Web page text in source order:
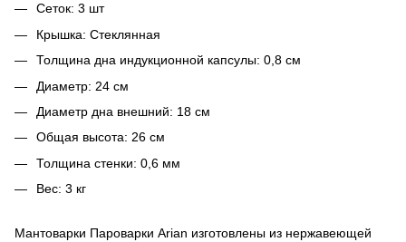
Сеток: 3 шт
Крышка: Стеклянная
Толщина дна индукционной капсулы: 0,8 см
Диаметр: 24 см
Диаметр дна внешний: 18 см
Общая высота: 26 см
Толщина стенки: 0,6 мм
Вес: 3 кг
Мантоварки Пароварки Arian изготовлены из нержавеющей